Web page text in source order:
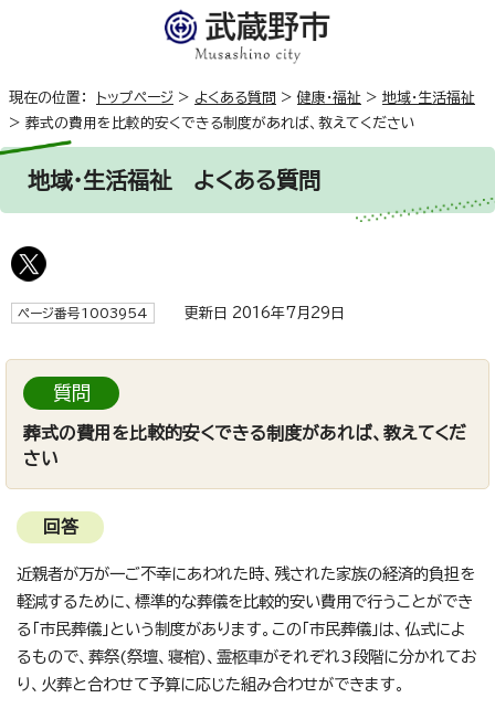
現在の位置： トップページ > よくある質問 > 健康・福祉 > 地域・生活福祉
> 葬式の費用を比較的安くできる制度があれば、教えてください
地域・生活福祉 よくある質問
ページ番号1003954 更新日 2016年7月29日
質問
葬式の費用を比較的安くできる制度があれば、教えてくだ
さい
回答
近親者が万が一ご不幸にあわれた時、残された家族の経済的負担を
軽減するために、標準的な葬儀を比較的安い費用で行うことができ
る「市民葬儀」という制度があります。この「市民葬儀」は、仏式によ
るもので、葬祭(祭壇、寝棺)、霊柩車がそれぞれ3段階に分かれてお
り、火葬と合わせて予算に応じた組み合わせができます。